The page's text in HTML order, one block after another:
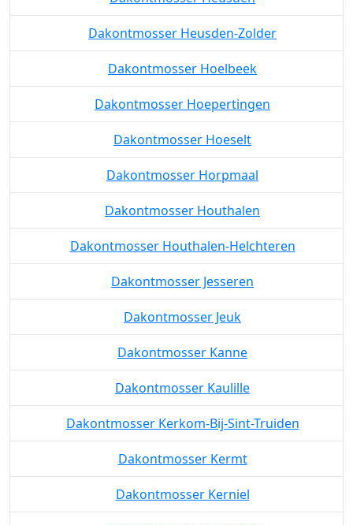
Dakontmosser Heusden-Zolder
Dakontmosser Hoelbeek
Dakontmosser Hoepertingen
Dakontmosser Hoeselt
Dakontmosser Horpmaal
Dakontmosser Houthalen
Dakontmosser Houthalen-Helchteren
Dakontmosser Jesseren
Dakontmosser Jeuk
Dakontmosser Kanne
Dakontmosser Kaulille
Dakontmosser Kerkom-Bij-Sint-Truiden
Dakontmosser Kermt
Dakontmosser Kerniel